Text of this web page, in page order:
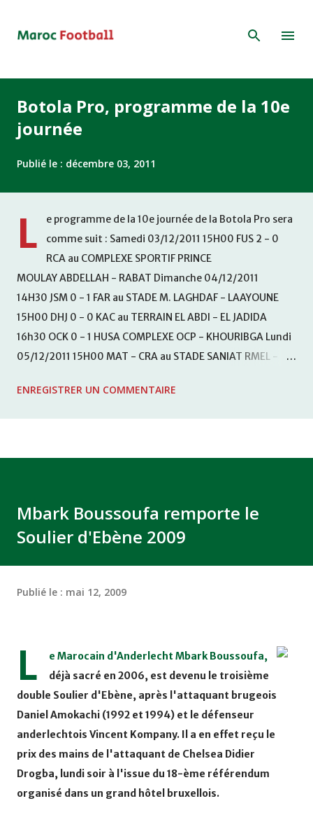
Botola Pro, programme de la 10e
journée
Publié le : décembre 03, 2011
L
e programme de la 10e journée de la Botola Pro sera
comme suit : Samedi 03/12/2011 15H00 FUS 2 - 0
RCA au COMPLEXE SPORTIF PRINCE
MOULAY ABDELLAH - RABAT Dimanche 04/12/2011
14H30 JSM 0 - 1 FAR au STADE M. LAGHDAF - LAAYOUNE
15H00 DHJ 0 - 0 KAC au TERRAIN EL ABDI - EL JADIDA
16h30 OCK 0 - 1 HUSA COMPLEXE OCP - KHOURIBGA Lundi
05/12/2011 15H00 MAT - CRA au STADE SANIAT RMEL -
KHEMISET Mardi 06/12/2011 15H00 WAF - OCS au
ENREGISTRER UN COMMENTAIRE
Mbark Boussoufa remporte le
Soulier d'Ebène 2009
Publié le : mai 12, 2009
L
e Marocain d'Anderlecht Mbark Boussoufa,
déjà sacré en 2006, est devenu le troisième
double Soulier d'Ebène, après l'attaquant brugeois
Daniel Amokachi (1992 et 1994) et le défenseur
anderlechtois Vincent Kompany. Il a en effet reçu le
prix des mains de l'attaquant de Chelsea Didier
Drogba, lundi soir à l'issue du 18-ème référendum
organisé dans un grand hôtel bruxellois.